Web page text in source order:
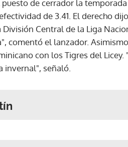
de cerrador la
de 3.41. El derecho
Central de la Liga
comentó el lanzador.
con los Tigres del
invernal", señaló.